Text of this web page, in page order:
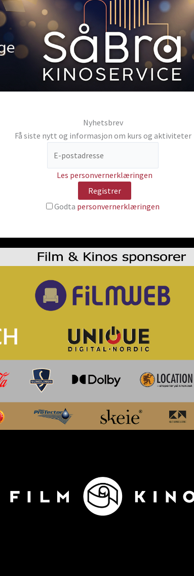
Nyhetsbrev
Få siste nytt og informasjon om kurs og aktiviteter
Les personvernerklæringen
Godta personvernerklæringen